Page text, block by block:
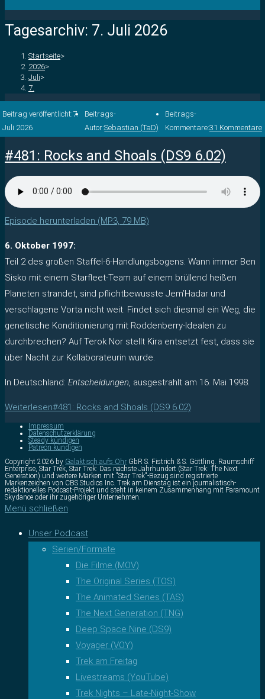
Tagesarchiv: 7. Juli 2026
Startseite>
2026>
Juli>
7.
Beitrag veröffentlicht:7.
Juli 2026
Beitrags-
Autor:Sebastian (TaD)
Beitrags-
Kommentare:31 Kommentare
#481: Rocks and Shoals (DS9 6.02)
Episode herunterladen (MP3, 79 MB)
6. Oktober 1997:
Teil 2 des großen Staffel-6-Handlungsbogens. Wann immer Ben
Sisko mit einem Starfleet-Team auf einem brüllend heißen
Planeten strandet, sind pflichtbewusste Jem’Hadar und
verschlagene Vorta nicht weit. Findet sich diesmal ein Weg, die
genetische Konditionierung mit Roddenberry-Idealen zu
durchbrechen? Auf Terok Nor stellt Kira entsetzt fest, dass sie
über Nacht zur Kollaborateurin wurde.
In Deutschland: Entscheidungen, ausgestrahlt am 16. Mai 1998.
Weiterlesen#481: Rocks and Shoals (DS9 6.02)
Impressum
Datenschutzerklärung
Steady kündigen
Patreon kündigen
Copyright 2026 by Galaktisch aufs Ohr GbR S. Fistrich & S. Göttling. Raumschiff
Enterprise, Star Trek, Star Trek: Das nächste Jahrhundert (Star Trek: The Next
Generation) und weitere Marken mit "Star Trek"-Bezug sind registrierte
Markenzeichen von CBS Studios Inc. Trek am Dienstag ist ein journalistisch-
redaktionelles Podcast-Projekt und steht in keinem Zusammenhang mit Paramount
Skydance oder ihr zugehöriger Unternehmen.
Menü schließen
Unser Podcast
Serien/Formate
Die Filme (MOV)
The Original Series (TOS)
The Animated Series (TAS)
The Next Generation (TNG)
Deep Space Nine (DS9)
Voyager (VOY)
Trek am Freitag
Livestreams (YouTube)
Trek Nights – Late-Night-Show